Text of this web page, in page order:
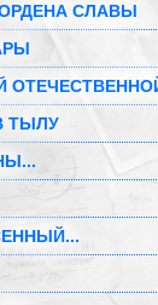
СЛАВЫ
ТЫЛУ